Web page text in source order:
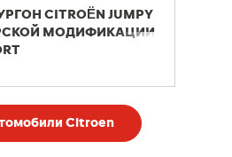
CITROËN JUMPY
МОДИФИКАЦИИ
Citroen